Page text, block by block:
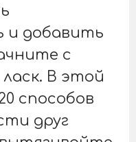
и добавить
с
В этой
способов
друг